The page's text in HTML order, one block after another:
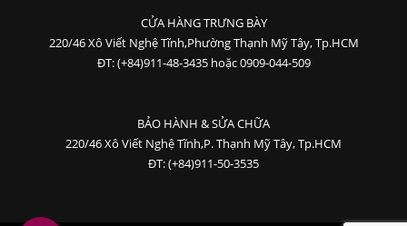
CỬA HÀNG TRƯNG BÀY
220/46 Xô Viết Nghệ Tĩnh,Phường Thạnh Mỹ Tây, Tp.HCM
ĐT: (+84)911-48-3435 hoặc 0909-044-509
BẢO HÀNH & SỬA CHỮA
220/46 Xô Viết Nghệ Tĩnh,P. Thạnh Mỹ Tây, Tp.HCM
ĐT: (+84)911-50-3535